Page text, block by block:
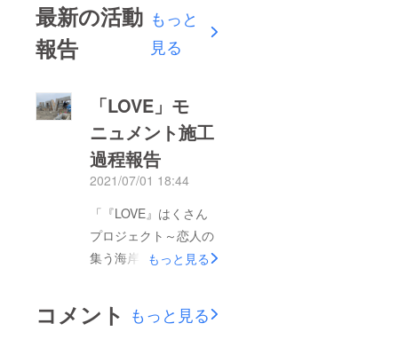
最新の活動
報告
もっと
見る
「LOVE」モ
ニュメント施工
過程報告
2021/07/01 18:44
「『LOVE』はくさん
プロジェクト～恋人の
集う海岸として白山市
プロジェクトオーナー
の白山青年会議所 鈴
もっと見る
コメント もっと見る